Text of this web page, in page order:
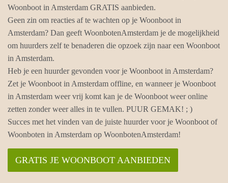
Woonboot in Amsterdam GRATIS aanbieden.
Geen zin om reacties af te wachten op je Woonboot in
Amsterdam? Dan geeft WoonbotenAmsterdam je de mogelijkheid
om huurders zelf te benaderen die opzoek zijn naar een Woonboot
in Amsterdam.
Heb je een huurder gevonden voor je Woonboot in Amsterdam?
Zet je Woonboot in Amsterdam offline, en wanneer je Woonboot
in Amsterdam weer vrij komt kan je de Woonboot weer online
zetten zonder weer alles in te vullen. PUUR GEMAK! ; )
Succes met het vinden van de juiste huurder voor je Woonboot of
Woonboten in Amsterdam op WoonbotenAmsterdam!
GRATIS JE WOONBOOT AANBIEDEN